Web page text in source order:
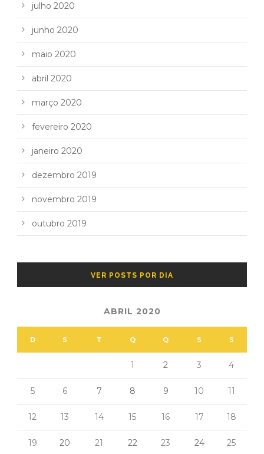
julho 2020
junho 2020
maio 2020
abril 2020
março 2020
fevereiro 2020
janeiro 2020
dezembro 2019
novembro 2019
outubro 2019
VER POSTS POR DIA
ABRIL 2020
D S T Q Q S S
1 2 3 4
5 6 7 8 9 10 11
12 13 14 15 16 17 18
19 20 21 22 23 24 25